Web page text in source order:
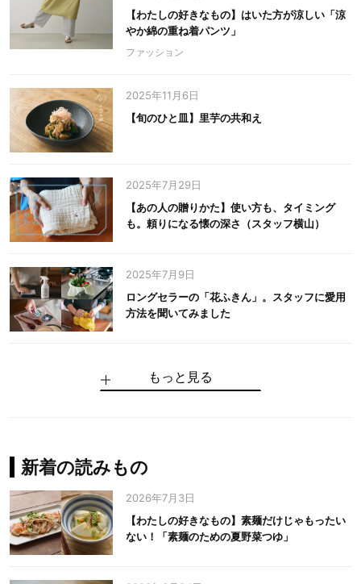
【わたしの好きなもの】はいた方が涼しい「涼
やか綿の重ね着パンツ」
ファッション
2025年11月6日
【旬のひと皿】里芋の共和え
2025年7月29日
【あの人の贈りかた】使い方も、タイミング
も。頼りになる懐の深さ（スタッフ横山）
2025年7月9日
ロングセラーの「花ふきん」。スタッフに愛用
方法を聞いてみました
手仕事だからできる“いいもの”を作り続ける。
麻の老舗が届けたい、麻の魅力をのせた衣「中
中川政七商店の謎を解く、6つの問いと1つの答
100年先の日本に工芸があるように。中川政七
中川政七商店スタッフが綴る「今日も、土鍋ま
【わたしの好きなもの】素麺だけじゃもったい
もっと見る
新着の読みもの
2026年7月3日
【わたしの好きなもの】素麺だけじゃもったい
ない！「素麺のための夏野菜つゆ」